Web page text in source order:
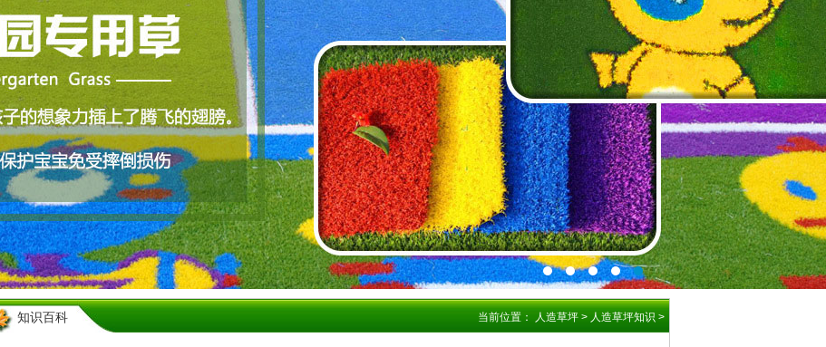
知识百科 当前位置： 人造草坪 > 人造草坪知识 >